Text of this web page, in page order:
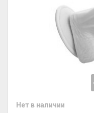
Нет в наличии